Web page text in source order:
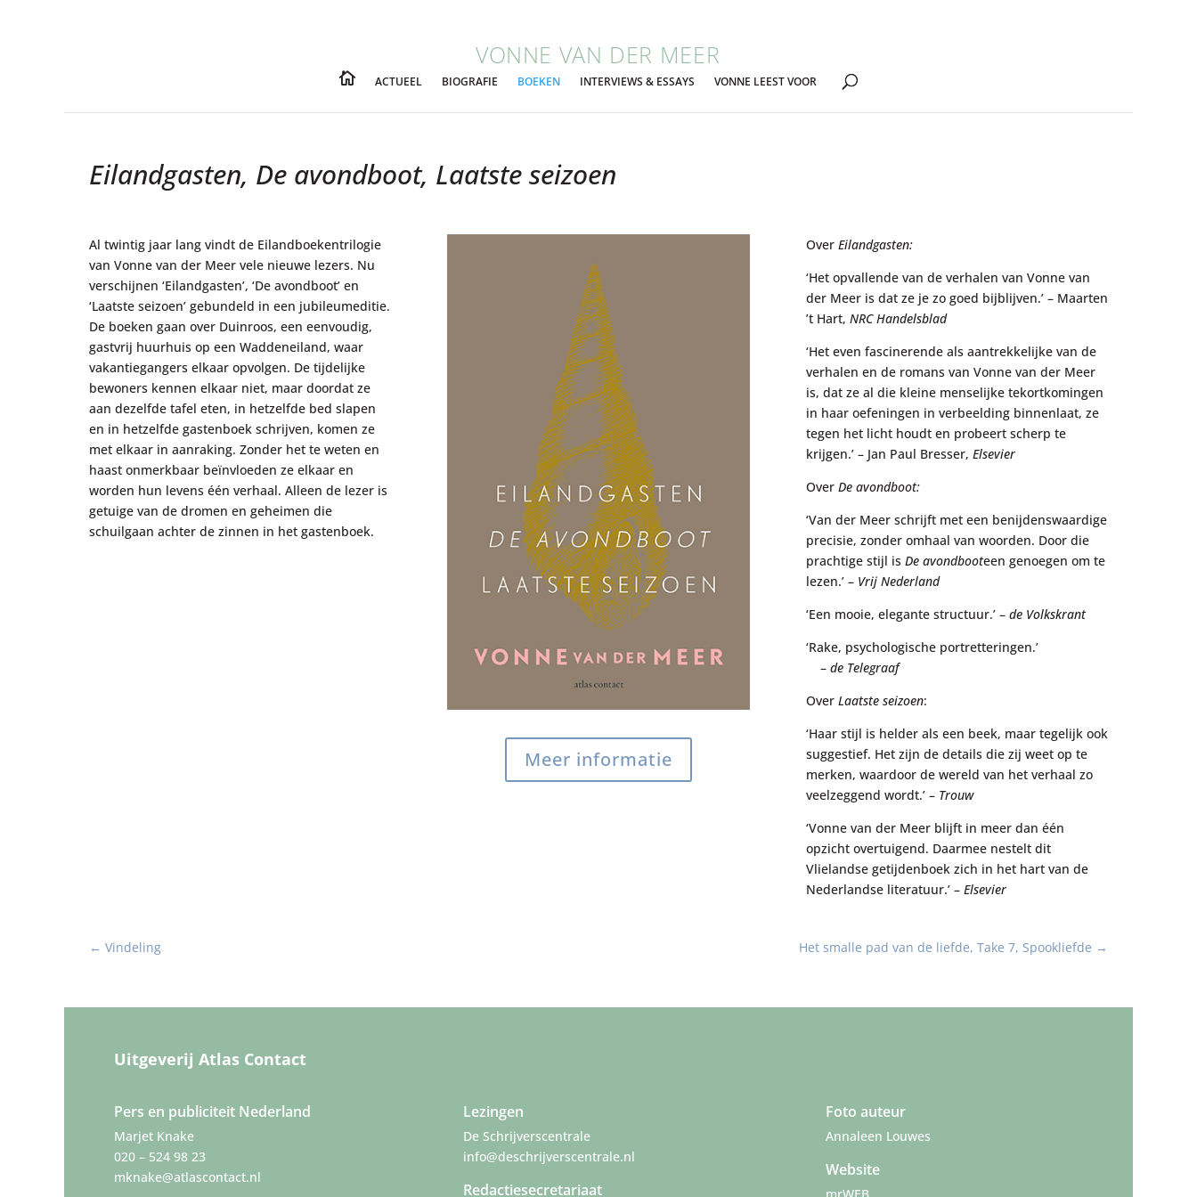
VONNE VAN DER MEER
 ACTUEEL BIOGRAFIE BOEKEN INTERVIEWS & ESSAYS VONNE LEEST VOOR
Eilandgasten, De avondboot, Laatste seizoen
Al twintig jaar lang vindt de Eilandboekentrilogie
van Vonne van der Meer vele nieuwe lezers. Nu
verschijnen ‘Eilandgasten’, ‘De avondboot’ en
‘Laatste seizoen’ gebundeld in een jubileumeditie.
De boeken gaan over Duinroos, een eenvoudig,
gastvrij huurhuis op een Waddeneiland, waar
vakantiegangers elkaar opvolgen. De tijdelijke
bewoners kennen elkaar niet, maar doordat ze
aan dezelfde tafel eten, in hetzelfde bed slapen
en in hetzelfde gastenboek schrijven, komen ze
met elkaar in aanraking. Zonder het te weten en
haast onmerkbaar beïnvloeden ze elkaar en
worden hun levens één verhaal. Alleen de lezer is
getuige van de dromen en geheimen die
schuilgaan achter de zinnen in het gastenboek.
Meer informatie
Over Eilandgasten:
‘Het opvallende van de verhalen van Vonne van
der Meer is dat ze je zo goed bijblijven.’ – Maarten
’t Hart, NRC Handelsblad
‘Het even fascinerende als aantrekkelijke van de
verhalen en de romans van Vonne van der Meer
is, dat ze al die kleine menselijke tekortkomingen
in haar oefeningen in verbeelding binnenlaat, ze
tegen het licht houdt en probeert scherp te
krijgen.’ – Jan Paul Bresser, Elsevier
Over De avondboot:
‘Van der Meer schrijft met een benijdenswaardige
precisie, zonder omhaal van woorden. Door die
prachtige stijl is De avondbooteen genoegen om te
lezen.’ – Vrij Nederland
‘Een mooie, elegante structuur.’ – de Volkskrant
‘Rake, psychologische portretteringen.’
– de Telegraaf
Over Laatste seizoen:
‘Haar stijl is helder als een beek, maar tegelijk ook
suggestief. Het zijn de details die zij weet op te
merken, waardoor de wereld van het verhaal zo
veelzeggend wordt.’ – Trouw
‘Vonne van der Meer blijft in meer dan één
opzicht overtuigend. Daarmee nestelt dit
Vlielandse getijdenboek zich in het hart van de
Nederlandse literatuur.’ – Elsevier
← Vindeling Het smalle pad van de liefde, Take 7, Spookliefde →
Uitgeverij Atlas Contact
Pers en publiciteit Nederland
Marjet Knake
020 – 524 98 23
mknake@atlascontact.nl
Lezingen
De Schrijverscentrale
info@deschrijverscentrale.nl
Redactiesecretariaat
Foto auteur
Annaleen Louwes
Website